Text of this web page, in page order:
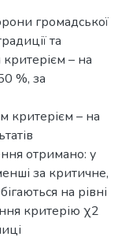
громадської
та
– на
%, за
критерієм – на
отримано: у
за критичне,
на рівні
критерію χ2